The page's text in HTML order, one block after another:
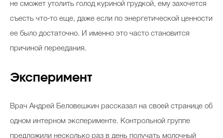
не сможет утолить голод куриной грудкой, ему захочется
съесть что-то еще, даже если по энергетической ценности
ее было достаточно. И именно это часто становится
причиной переедания.
Эксперимент
Врач Андрей Беловешкин рассказал на своей странице об
одном интерном эксперименте. Контрольной группе
предложили несколько раз в день получать молочный